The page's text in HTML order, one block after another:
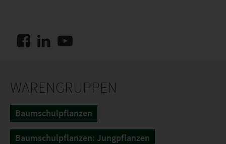
WARENGRUPPEN
Baumschulpflanzen
Baumschulpflanzen: Jungpflanzen